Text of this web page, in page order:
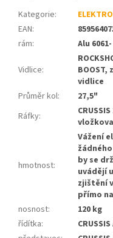
Kategorie:
EAN:
rám: Alu
Vidlice:
BOOST,
vidlice
Průměr kol:
27,5"
Ráfky:
hmotnost:
Vážení
by se
uvádějí
zjištění
přímo
nosnost:
120 kg
řídítka: